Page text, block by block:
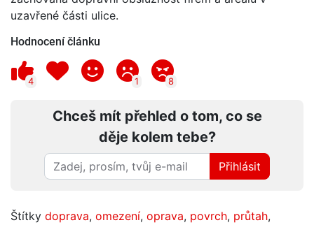
uzavřené části ulice.
Hodnocení článku
4 1 8
Chceš mít přehled o tom, co se
děje kolem tebe?
Přihlásit
Štítky doprava, omezení, oprava, povrch, průtah,